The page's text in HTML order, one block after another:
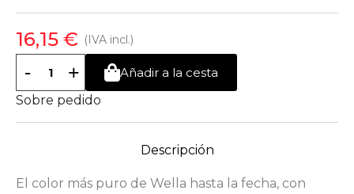
16,15 € (IVA incl.)
- +
Añadir a la cesta
Sobre pedido
Descripción
El color más puro de Wella hasta la fecha, con